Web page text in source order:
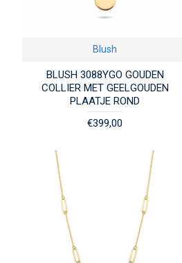
Blush
BLUSH 3088YGO GOUDEN
COLLIER MET GEELGOUDEN
PLAATJE ROND
€399,00